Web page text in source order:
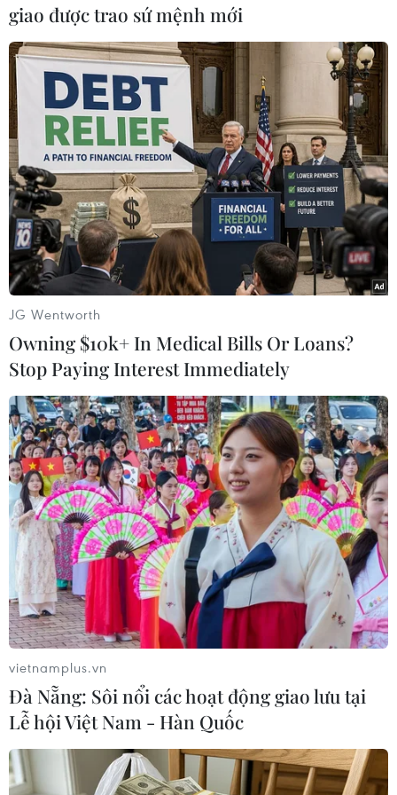
Tuy nhiên, nhóm nghiên cứu vẫn nói rằng điều
này không có nghĩa là PEP "có hiệu quả cao
trong việc ngăn ngừa COVID-19," vì không có
nhóm kiểm soát thích hợp và chỉ mới được tiến
hành tại một trung tâm đơn lẻ./.
(Vietnam+)
#điều trị COVID- 19
#SARS-CoV-2
#hydroxychloroquine
#thuốc chống sốt rét
#Bệnh viện chăm sóc dài hạn
Hàn Quốc
Theo dõi VietnamPlus
TIN LIÊN QUAN
giao được trao sứ mệnh mới
JG Wentworth
Owning $10k+ In Medical Bills Or Loans?
Stop Paying Interest Immediately
vietnamplus.vn
Đà Nẵng: Sôi nổi các hoạt động giao lưu tại
Lễ hội Việt Nam - Hàn Quốc